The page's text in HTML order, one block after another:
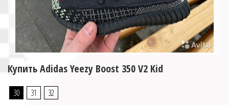
Купить Adidas Yeezy Boost 350 V2 Kid
30 31 32